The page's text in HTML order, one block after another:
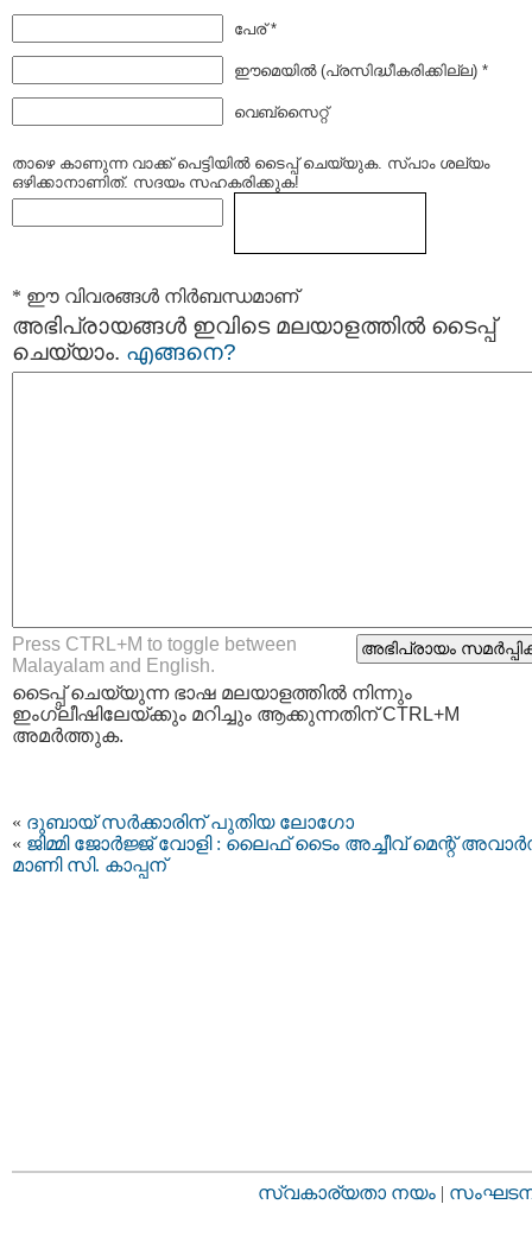
പേര് *
ഈമെയില്‍ (പ്രസിദ്ധീകരിക്കില്ല) *
വെബ്സൈറ്റ്
താഴെ കാണുന്ന വാക്ക് പെട്ടിയില്‍ ടൈപ്പ്‌ ചെയ്യുക. സ്പാം ശല്യം
ഒഴിക്കാനാണിത്. സദയം സഹകരിക്കുക!
* ഈ വിവരങ്ങള്‍ നിര്‍ബന്ധമാണ്
അഭിപ്രായങ്ങള്‍ ഇവിടെ മലയാളത്തില്‍ ടൈപ്പ്
ചെയ്യാം. എങ്ങനെ?
Press CTRL+M to toggle between
Malayalam and English.
ടൈപ്പ്‌ ചെയ്യുന്ന ഭാഷ മലയാളത്തില്‍ നിന്നും
ഇംഗ്ലീഷിലേയ്ക്കും മറിച്ചും ആക്കുന്നതിന് CTRL+M
അമര്‍ത്തുക.
« ദുബായ് സർക്കാരിന് പുതിയ ലോഗോ
« ജിമ്മി ജോർജ്ജ് വോളി : ലൈഫ് ടൈം അച്ചീവ് മെന്റ്
മാണി സി. കാപ്പന്
സ്വകാര്യതാ നയം |